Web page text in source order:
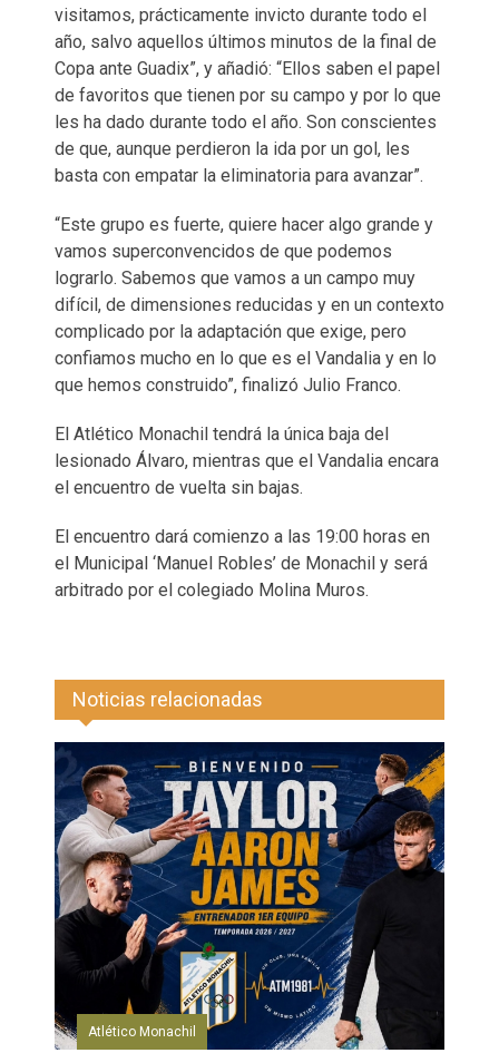
visitamos, prácticamente invicto durante todo el
año, salvo aquellos últimos minutos de la final de
Copa ante Guadix”, y añadió: “Ellos saben el papel
de favoritos que tienen por su campo y por lo que
les ha dado durante todo el año. Son conscientes
de que, aunque perdieron la ida por un gol, les
basta con empatar la eliminatoria para avanzar”.
“Este grupo es fuerte, quiere hacer algo grande y
vamos superconvencidos de que podemos
lograrlo. Sabemos que vamos a un campo muy
difícil, de dimensiones reducidas y en un contexto
complicado por la adaptación que exige, pero
confiamos mucho en lo que es el Vandalia y en lo
que hemos construido”, finalizó Julio Franco.
El Atlético Monachil tendrá la única baja del
lesionado Álvaro, mientras que el Vandalia encara
el encuentro de vuelta sin bajas.
El encuentro dará comienzo a las 19:00 horas en
el Municipal ‘Manuel Robles’ de Monachil y será
arbitrado por el colegiado Molina Muros.
Noticias relacionadas
Atlético Monachil